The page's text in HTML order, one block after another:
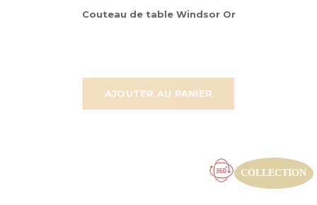
AJOUTER AU PANIER
Couteau de table Windsor Or